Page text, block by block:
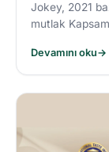
Jokey, 2021
mutlak
etmektedir.
Devamını oku→